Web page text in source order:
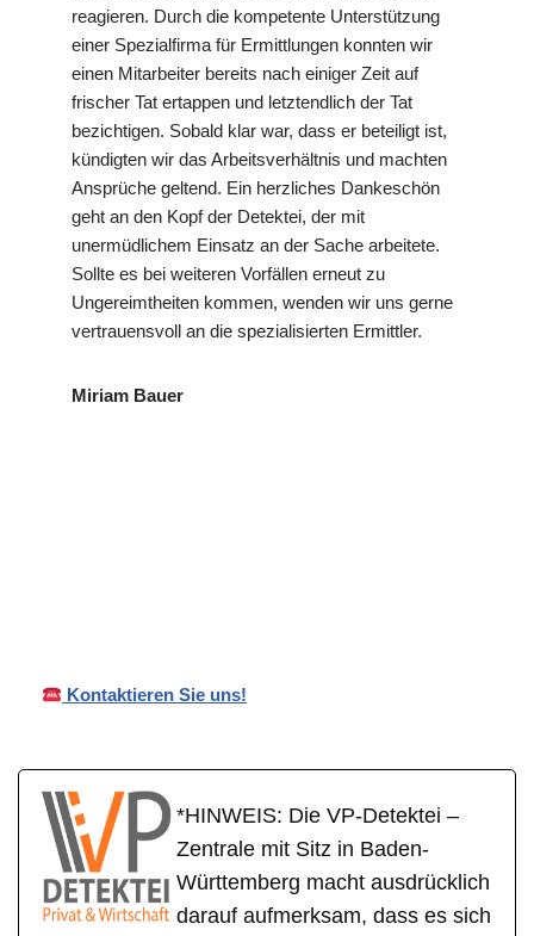
reagieren. Durch die kompetente Unterstützung
einer Spezialfirma für Ermittlungen konnten wir
einen Mitarbeiter bereits nach einiger Zeit auf
frischer Tat ertappen und letztendlich der Tat
bezichtigen. Sobald klar war, dass er beteiligt ist,
kündigten wir das Arbeitsverhältnis und machten
Ansprüche geltend. Ein herzliches Dankeschön
geht an den Kopf der Detektei, der mit
unermüdlichem Einsatz an der Sache arbeitete.
Sollte es bei weiteren Vorfällen erneut zu
Ungereimtheiten kommen, wenden wir uns gerne
vertrauensvoll an die spezialisierten Ermittler.
Miriam Bauer
Kontaktieren Sie uns!
*HINWEIS: Die VP-Detektei –
Zentrale mit Sitz in Baden-
Württemberg macht ausdrücklich
darauf aufmerksam, dass es sich